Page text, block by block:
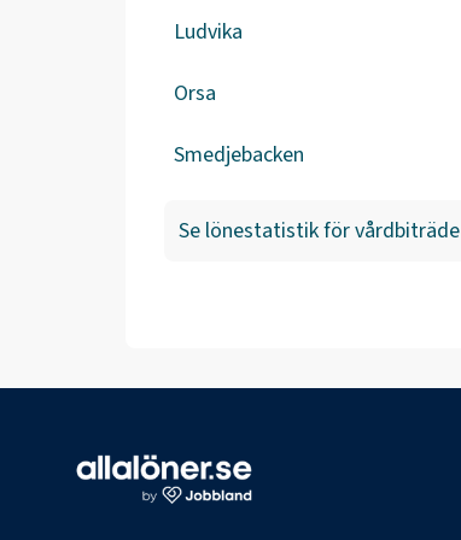
Ludvika
Orsa
Smedjebacken
Se lönestatistik förvårdbiträde